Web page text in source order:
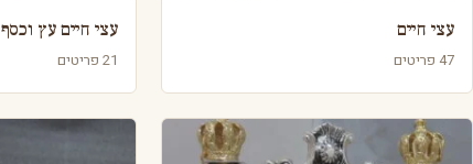
עצי חיים
47 פריטים
עצי חיים עץ וכסף
21 פריטים